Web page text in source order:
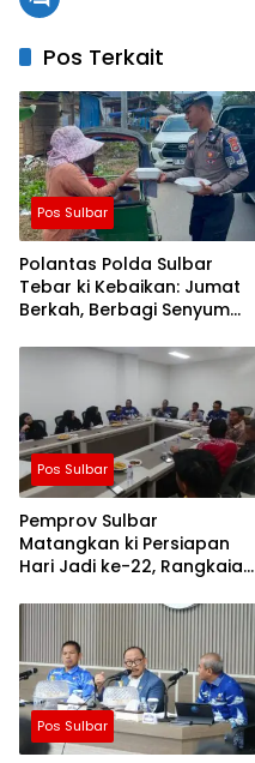
Pos Terkait
Pos Sulbar
Polantas Polda Sulbar
Tebar ki Kebaikan: Jumat
Berkah, Berbagi Senyum
Pos Sulbar
Pemprov Sulbar
Matangkan ki Persiapan
Hari Jadi ke-22, Rangkaian
Masyarakat
Pos Sulbar